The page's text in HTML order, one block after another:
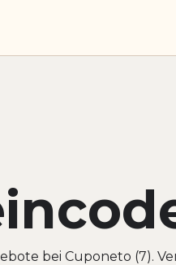
bei Cuponeto (7).